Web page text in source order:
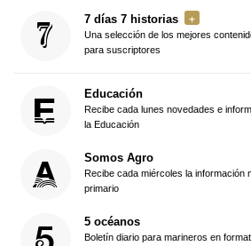
7 días 7 historias
Una selección de los mejores
para suscriptores
Educación
Recibe cada lunes novedades e
la Educación
Somos Agro
Recibe cada miércoles la información
primario
5 océanos
Boletín diario para marineros en